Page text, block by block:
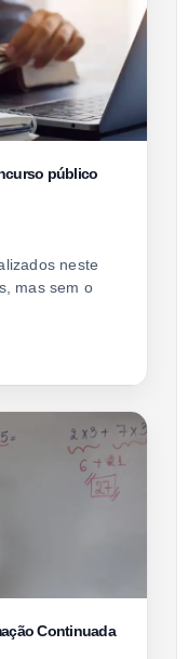
público
neste
mas sem o
Continuada